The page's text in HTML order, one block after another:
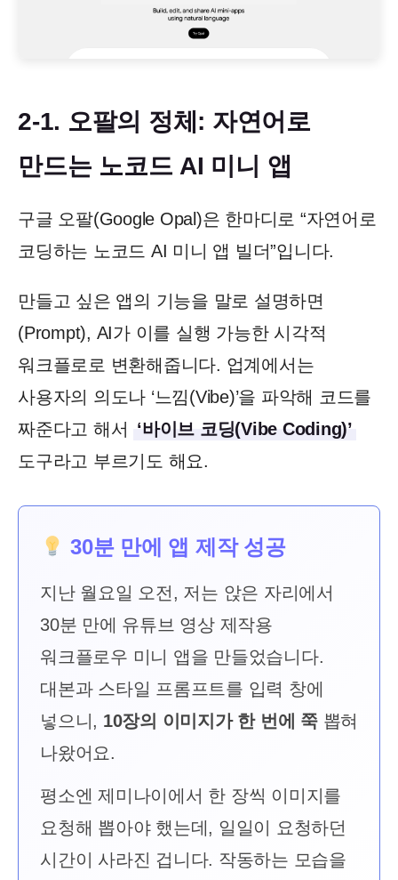
2-1. 오팔의 정체: 자연어로
만드는 노코드 AI 미니 앱
구글 오팔(Google Opal)은 한마디로 “자연어로
코딩하는 노코드 AI 미니 앱 빌더”입니다.
만들고 싶은 앱의 기능을 말로 설명하면
(Prompt), AI가 이를 실행 가능한 시각적
워크플로로 변환해줍니다. 업계에서는
사용자의 의도나 ‘느낌(Vibe)’을 파악해 코드를
짜준다고 해서
‘바이브 코딩(Vibe Coding)’
도구라고 부르기도 해요.
30분 만에 앱 제작 성공
지난 월요일 오전, 저는 앉은 자리에서
30분 만에 유튜브 영상 제작용
워크플로우 미니 앱을 만들었습니다.
대본과 스타일 프롬프트를 입력 창에
넣으니, 10장의 이미지가 한 번에 쭉뽑혀
나왔어요.
평소엔 제미나이에서 한 장씩 이미지를
요청해 뽑아야 했는데, 일일이 요청하던
시간이 사라진 겁니다. 작동하는 모습을